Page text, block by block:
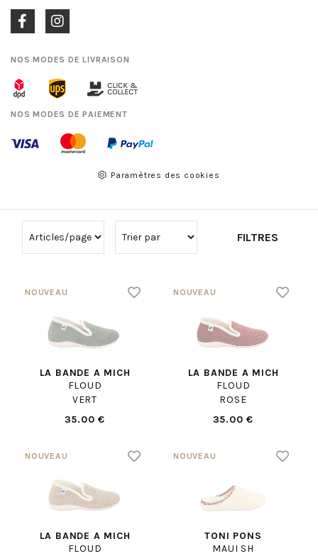
NOS MODES DE LIVRAISON
NOS MODES DE PAIEMENT
Paramètres des cookies
FILTRES
LA BANDE A MICH
FLOUD
VERT
35.00 €
LA BANDE A MICH
FLOUD
ROSE
35.00 €
LA BANDE A MICH
FLOUD
TONI PONS
MAUI SH